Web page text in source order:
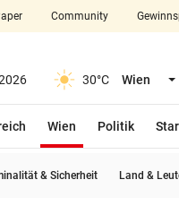
closeSchließen
arrow_right
Community
30°C Wien
Wien
Politik
& Sicherheit Land &